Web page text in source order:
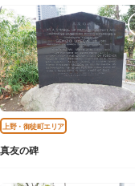
上野・御徒町エリア
真友の碑